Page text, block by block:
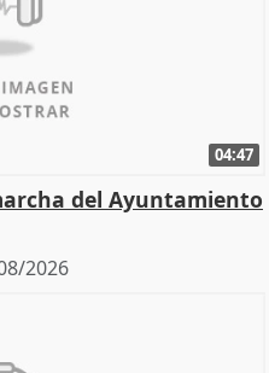
04:47
del Ayuntamiento
2026